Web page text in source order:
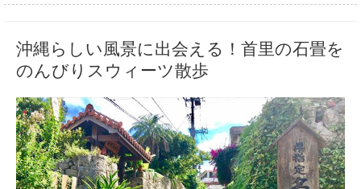
沖縄らしい風景に出会える！首里の石畳を
のんびりスウィーツ散歩